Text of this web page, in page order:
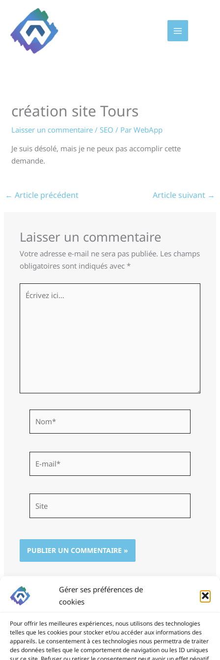
Gérer ses préférences de
cookies
Pour offrir les meilleures expériences, nous utilisons des technologies
telles que les cookies pour stocker et/ou accéder aux informations des
appareils. Le consentement à ces technologies nous permettra de traiter
des données telles que le comportement de navigation ou les ID uniques
contenu
création site Tours
Laisser un commentaire / SEO / ParWebApp
Je suis désolé, mais je ne peux pas accomplir cette
demande.
← Article précédent Article suivant →
Laisser un commentaire
Votre adresse e-mail ne sera pas publiée. Les champs
obligatoires sont indiqués avec*
Écrivez
ici…
mail*
ProSite - 06 85 94 34 21